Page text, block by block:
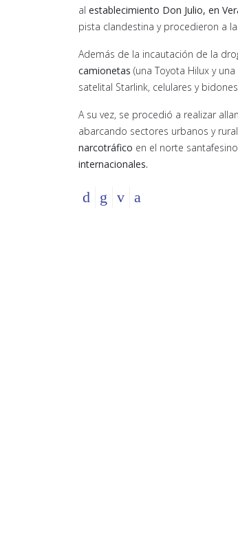
al establecimiento Don Julio, en
pista clandestina y procedieron a
Además de la incautación de la
camionetas (una Toyota Hilux y una
satelital Starlink, celulares y
A su vez, se procedió a realizar
abarcando sectores urbanos y
narcotráfico en el norte
internacionales.